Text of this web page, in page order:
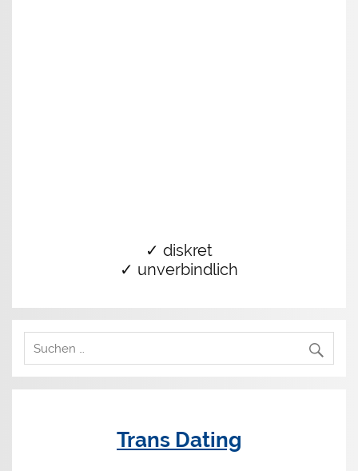
✓ diskret
✓ unverbindlich
Trans Dating